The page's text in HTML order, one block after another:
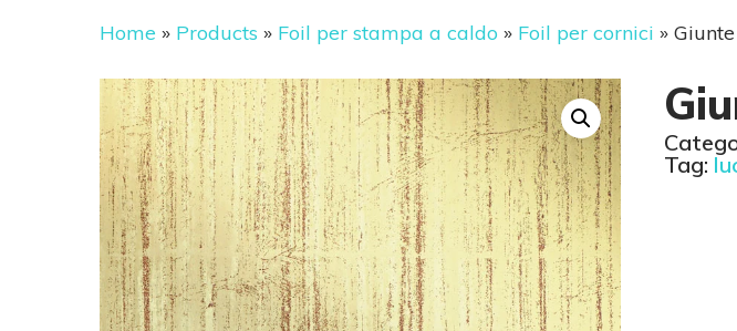
Home » Products » Foil per stampa a caldo » Foil per cornici »
Tag: